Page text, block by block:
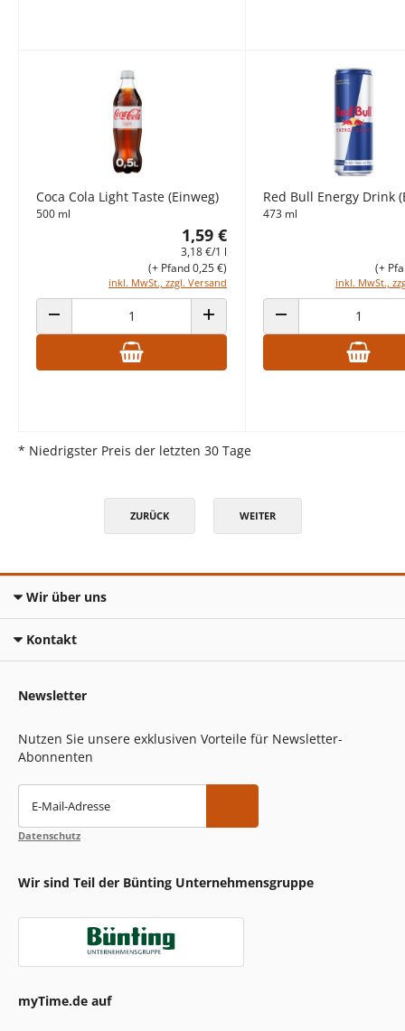
Coca Cola Light Taste (Einweg)
500 ml
1,59 €
3,18 €/1 l
inkl. MwSt., zzgl. Versand
(+ Pfand 0,25 €)
ANZAHL VERRINGERN ANZAHL ERHÖHEN
Red Bull Energy Drink
473 ml
inkl. MwSt.,
(+
ANZAHL VERRINGERN
* Niedrigster Preis der letzten 30 Tage
ZURÜCK WEITER
Wir über uns
Kontakt
Newsletter
Nutzen Sie unsere exklusiven Vorteile für Newsletter-
Abonnenten
E-Mail-Adresse
Datenschutz
Wir sind Teil der Bünting Unternehmensgruppe
myTime.de auf